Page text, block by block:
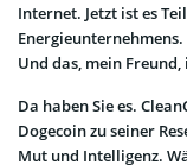
Internet. Jetzt ist es
Energieunternehmens.
Und das, mein
Da haben Sie es.
Dogecoin zu seiner
Mut und Intelligenz.